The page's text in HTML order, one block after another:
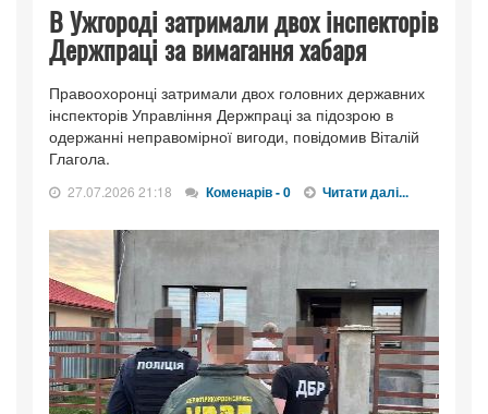
В Ужгороді затримали двох інспекторів
Держпраці за вимагання хабаря
Правоохоронці затримали двох головних державних
інспекторів Управління Держпраці за підозрою в
одержанні неправомірної вигоди, повідомив Віталій
Глагола.
27.07.2026 21:18 Коменарів - 0 Читати далі...